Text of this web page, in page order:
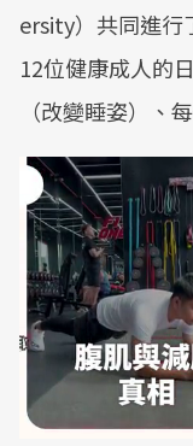
ersity）共同進行
12位健康成人的
（改變睡姿）、